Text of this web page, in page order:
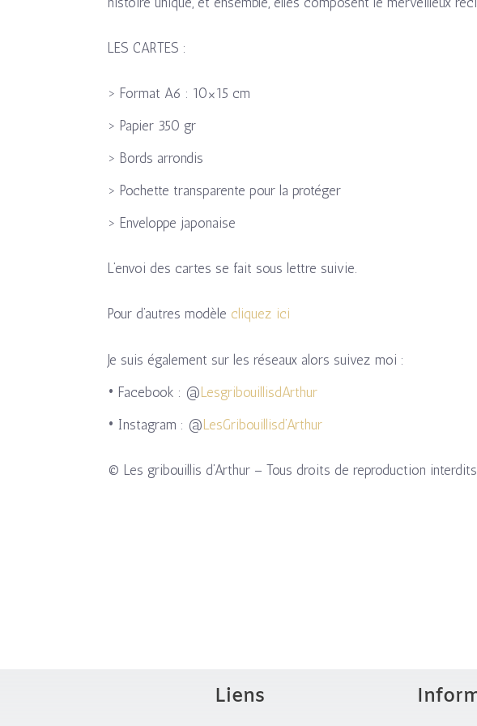
LES CARTES :
> Format A6 : 10×15 cm
> Papier 350 gr
> Bords arrondis
> Pochette transparente pour la protéger
> Enveloppe japonaise
L’envoi des cartes se fait sous lettre suivie.
Pour d’autres modèle cliquez ici
Je suis également sur les réseaux alors suivez moi :
• Facebook : @LesgribouillisdArthur
• Instagram : @LesGribouillisd’Arthur
© Les gribouillis d’Arthur – Tous droits de reproduction interdits.
Liens